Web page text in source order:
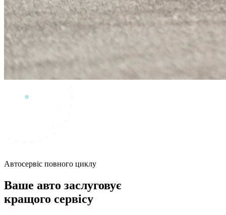
Автосервіс повного циклу
Ваше авто заслуговує
кращого сервісу